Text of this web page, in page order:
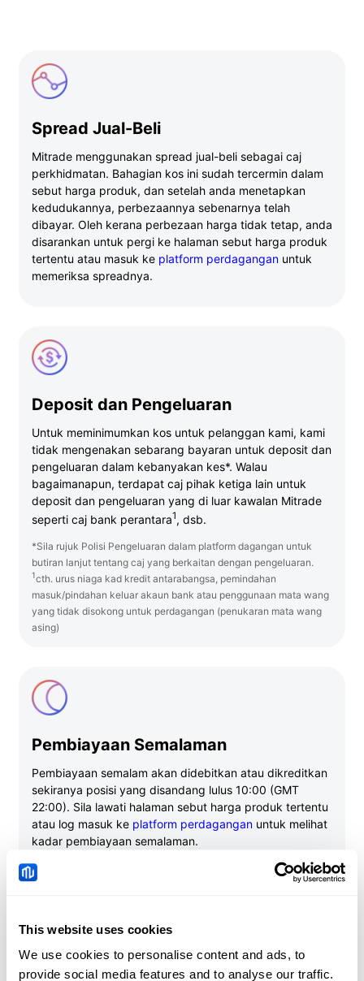
This website uses cookies
We use cookies to personalise content and ads, to
provide social media features and to analyse our traffic.
Spread Jual-Beli
Mitrade menggunakan spread jual-beli sebagai caj
perkhidmatan. Bahagian kos ini sudah tercermin dalam
sebut harga produk, dan setelah anda menetapkan
kedudukannya, perbezaannya sebenarnya telah
dibayar. Oleh kerana perbezaan harga tidak tetap, anda
disarankan untuk pergi ke halaman sebut harga produk
tertentu atau masuk ke platform perdaganganuntuk
memeriksa spreadnya.
Deposit dan Pengeluaran
Untuk meminimumkan kos untuk pelanggan kami, kami
tidak mengenakan sebarang bayaran untuk deposit dan
pengeluaran dalam kebanyakan kes*. Walau
bagaimanapun, terdapat caj pihak ketiga lain untuk
deposit dan pengeluaran yang di luar kawalan Mitrade
seperti caj bank perantara1 , dsb.
*Sila rujuk Polisi Pengeluaran dalam platform dagangan untuk
butiran lanjut tentang caj yang berkaitan dengan pengeluaran.
1cth. urus niaga kad kredit antarabangsa, pemindahan
masuk/pindahan keluar akaun bank atau penggunaan mata wang
yang tidak disokong untuk perdagangan (penukaran mata wang
asing)
Pembiayaan Semalaman
Pembiayaan semalam akan didebitkan atau dikreditkan
sekiranya posisi yang disandang lulus 10:00 (GMT
22:00). Sila lawati halaman sebut harga produk tertentu
atau log masuk ke platform perdaganganuntuk melihat
kadar pembiayaan semalaman.
Caj Tidak Aktif